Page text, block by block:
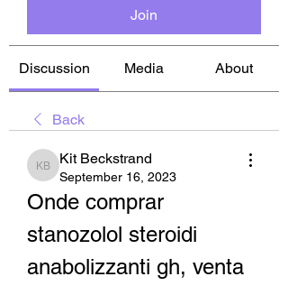
Join
Discussion Media About
Back
Kit Beckstrand
Kit Beckstrand
September 16, 2023
Onde comprar
stanozolol steroidi
anabolizzanti gh, venta